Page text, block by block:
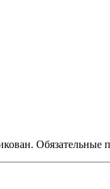
Обязательные